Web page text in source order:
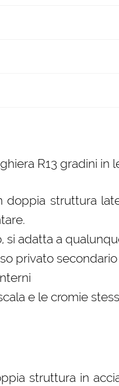
R13 gradini in
doppia struttura
si adatta a
privato secondario
e le cromie
struttura in